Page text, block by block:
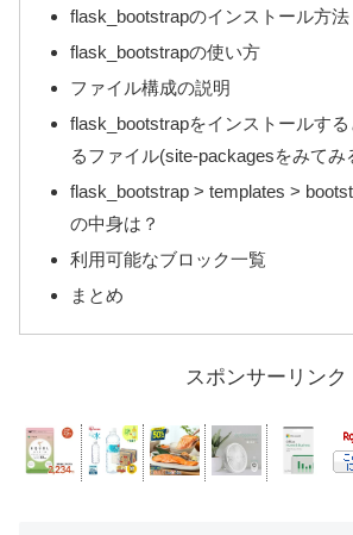
flask_bootstrapのインストール方法
flask_bootstrapの使い方
ファイル構成の説明
flask_bootstrapをインストールす
るファイル(site-packagesをみてみ
flask_bootstrap > templates >
の中身は？
利用可能なブロック一覧
まとめ
スポンサーリンク